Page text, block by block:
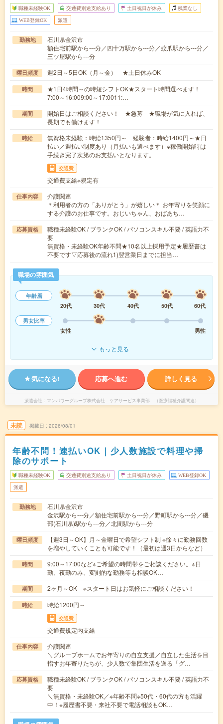
職種未経験OK 交通費別途支給あり 土日祝日が休み 残業なし
WEB登録OK 派遣
勤務地
石川県金沢市
額住宅前駅から---分／四十万駅から---分／蚊爪駅から---分／
三ツ屋駅から---分
曜日頻度 週2日～5日OK（月～金） ★土日休みOK
時間
★1日4時間～の時短シフトOK★スタート時間選べます！
7:00～16:009:00～17:0011:…
期間
開始日はご相談ください！ ★急募 ★職場が気に入れば、
長期でも働けます！
時給
無資格未経験：時給1350円～ 経験者：時給1400円～★日
払い／週払い制度あり（月払いも選べます）※稼働開始時は
手続き完了次第のお支払いとなります。
交通費
交通費支給※規定有
仕事内容
介護関連
＊利用者の方の「ありがとう」が嬉しい＊ お年寄りを笑顔に
する介護のお仕事です。おじいちゃん、おばあち…
応募資格
職種未経験OK / ブランクOK / パソコンスキル不要 / 英語力不
要
無資格・未経験OK年齢不問★10名以上採用予定★履歴書は
不要です▽応募後の流れ1)翌営業日までに担当…
職場の雰囲気
年齢層
20代
30代 40代 50代
60代
男女比率
女性
男性
もっと見る
気になる! 応募へ進む 詳しく見る
派遣会社 マンパワーグループ株式会社 ケアサービス事業部 （医療福祉介護関連）
未読 掲載日 2026/08/01
年齢不問！速払いOK｜少人数施設で料理や掃
除のサポート
職種未経験OK 交通費別途支給あり 土日祝日が休み WEB登録OK
派遣
勤務地
石川県金沢市
金沢駅から---分／額住宅前駅から---分／野町駅から---分／磯
部(石川県)駅から---分／北間駅から---分
曜日頻度
【週3日～OK】月～金曜日で希望シフト制 ※徐々に勤務回数
を増やしていくことも可能です！（最初は週3日からなど）
時間
9:00～17:00など※ご希望の時間帯をご相談ください。※日
勤、夜勤のみ、変則的な勤務等も相談OK…
期間 2ヶ月～OK ※スタート日はお気軽にご相談ください！
時給 時給1200円～
交通費
交通費規定内支給
仕事内容
介護関連
＼グループホームでお年寄りの自立支援／自立した生活を目
指すお年寄りたちが、少人数で集団生活を送る「グ…
応募資格
職種未経験OK / ブランクOK / パソコンスキル不要 / 英語力不
要
＼無資格・未経験OK／※年齢不問※50代・60代の方も活躍
中！※履歴書不要・来社不要で電話相談もOK…